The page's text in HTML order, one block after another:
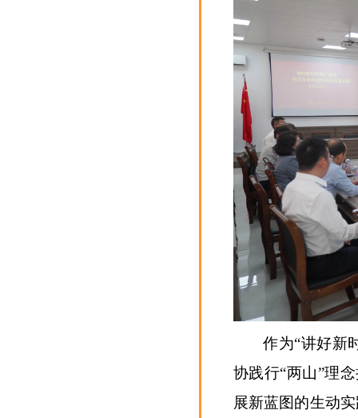
作为“讲好新
协践行“两山”理
展新蓝图的生动